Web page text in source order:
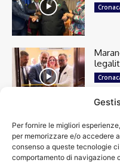
Per fornire le migliori
per memorizzare e/o accedere
consenso a queste tecnologie
comportamento di navigazione
Cronaca
Attualità
top